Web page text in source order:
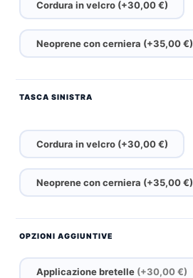
Cordura in velcro (+30,00 €)
Neoprene con cerniera (+35,00 €)
TASCA SINISTRA
Cordura in velcro (+30,00 €)
Neoprene con cerniera (+35,00 €)
OPZIONI AGGIUNTIVE
Applicazione bretelle (+30,00 €)